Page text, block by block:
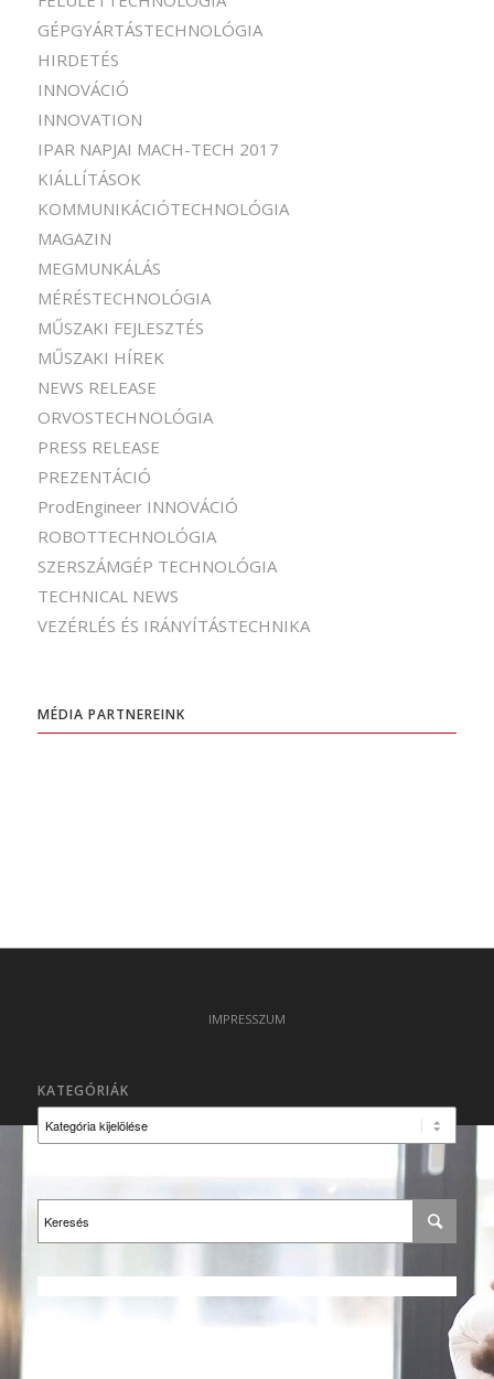
GÉPGYÁRTÁSTECHNOLÓGIA
HIRDETÉS
INNOVÁCIÓ
INNOVATION
IPAR NAPJAI MACH-TECH 2017
KIÁLLÍTÁSOK
KOMMUNIKÁCIÓTECHNOLÓGIA
MAGAZIN
MEGMUNKÁLÁS
MÉRÉSTECHNOLÓGIA
MŰSZAKI FEJLESZTÉS
MŰSZAKI HÍREK
NEWS RELEASE
ORVOSTECHNOLÓGIA
PRESS RELEASE
PREZENTÁCIÓ
ProdEngineer INNOVÁCIÓ
ROBOTTECHNOLÓGIA
SZERSZÁMGÉP TECHNOLÓGIA
TECHNICAL NEWS
VEZÉRLÉS ÉS IRÁNYÍTÁSTECHNIKA
MÉDIA PARTNEREINK
IMPRESSZUM
KATEGÓRIÁK